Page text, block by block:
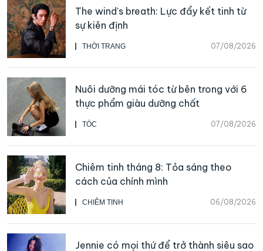
THỜI TRANG 07/08/2026
The wind’s breath: Lực đẩy kết tinh từ
sự kiên định
TÓC 07/08/2026
Nuôi dưỡng mái tóc từ bên trong với 6
thực phẩm giàu dưỡng chất
CHIÊM TINH 06/08/2026
Chiêm tinh tháng 8: Tỏa sáng theo
cách của chính mình
Jennie có mọi thứ để trở thành siêu sao